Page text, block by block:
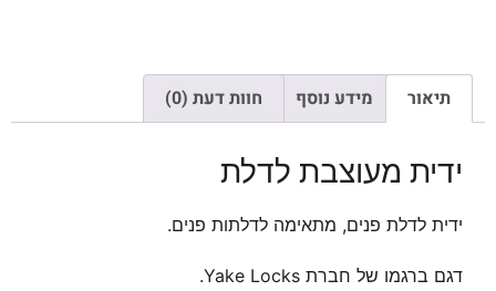
תיאור מידע נוסף חוות דעת (0)
ידית מעוצבת לדלת
ידית לדלת פנים, מתאימה לדלתות פנים.
דגם ברגמו של חברת Yake Locks.